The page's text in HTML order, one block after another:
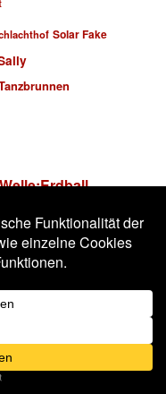
Solar Fake
Welle:Erdball
von WordPress